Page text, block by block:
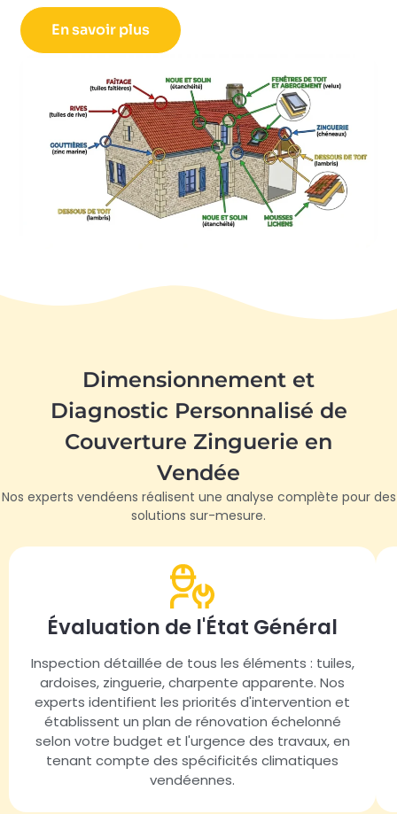
En savoir plus
Dimensionnement et
Diagnostic Personnalisé de
Couverture Zinguerie en
Vendée
Nos experts vendéens réalisent une analyse complète pour des
solutions sur-mesure.
Évaluation de l'État Général
Inspection détaillée de tous les éléments : tuiles,
ardoises, zinguerie, charpente apparente. Nos
experts identifient les priorités d'intervention et
établissent un plan de rénovation échelonné
selon votre budget et l'urgence des travaux, en
tenant compte des spécificités climatiques
vendéennes.